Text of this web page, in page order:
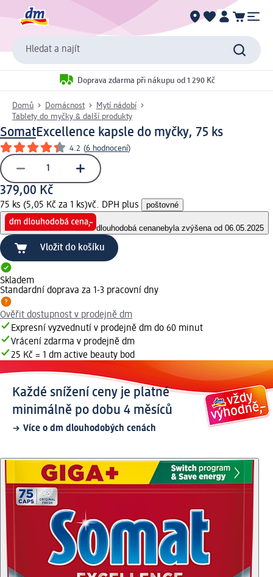
Hledat a najít
Doprava zdarma při nákupu od 1 290 Kč
Domů Domácnost
Mytí nádobí
Tablety do myčky & další produkty
SomatExcellence kapsle do myčky, 75 ks
4.2 (6 hodnocení)
379,00 Kč
75 ks (5,05 Kč za 1 ks)vč. DPH plus poštovné
dlouhodobá cenanebyla zvýšena od 06.05.2025
Vložit do košíku
Skladem
Standardní doprava za 1-3 pracovní dny
Ověřit dostupnost v prodejně dm
Expresní vyzvednutí v prodejně dm do 60 minut
Vrácení zdarma v prodejně dm
25 Kč = 1 dm active beauty bod
Každé snížení ceny je platné
minimálně po dobu 4 měsíců
Více o dm dlouhodobých cenách